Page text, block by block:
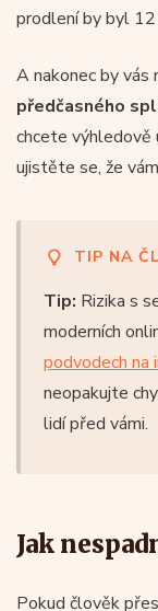
prodlení by byl 12
A nakonec by
předčasného
chcete výhledově
ujistěte se, že
TIP NA
Tip: Rizika s
moderních
podvodech na
neopakujte
lidí před vámi.
Jak
Pokud člověk